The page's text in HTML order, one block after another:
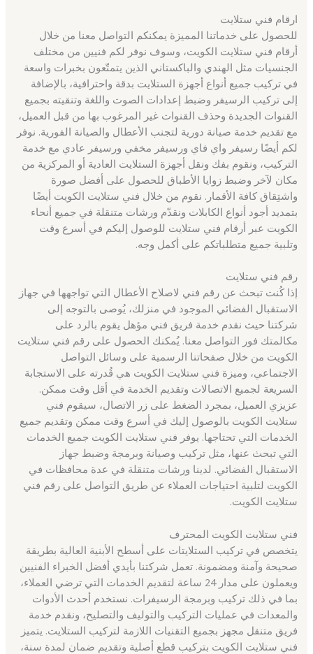
ارقام فني ستلايت
للحصول على خدماتنا المميزة يمكنكم التواصل معنا من خلال
أرقام فني ستلايت الكويت، وسوف نوفر لكم فنيين من مختلف
الجنسيات مثل الهندي والباكستاني الذين يتمتّعون بخبرات واسعة
في تركيب جميع أنواع أجهزة الستلايت بدقة واحترافية، بالإضافة
إلى تركيب الرسيفر وضبط إعدادات الصوت واللغة وتنقيته بجميع
القنوات الجديدة وحذف القنوات غير المرغوب بها من قبل العميل،
مع تقديم خدمة صيانة دورية لتجنب الأعطال والصيانة الفورية. نوفر
لكم أيضًا رسيفر واي فاي ورسيفر مخفي ورسيفر عادي مع خدمة
التركيب، ونقوم بفك ونقل أجهزة الستلايت العادية أو المركزية من
مكان لآخر وضبط زوايا الأطباق للحصول على أفضل صورة
واشتِقاق كافة الأقمار. نقوم من خلال فني ستلايت الكويت أيضًا
بتمديد أجود أنواع الكابلات ونقدّم ورشات متنقلة في جميع أنحاء
الكويت عبر أرقام فني ستلايت للوصول إليكم في أسرع وقت
وتلبية جميع متطلباتكم على أكمل وجه.
رقم فني ستلايت
إذا كُنت تبحث عن رقم فني لاصلاح الأعطال التي تواجهها في جهاز
الاستقبال الفضائي الموجود في منزلك، يُوصى بالتوجه إلى
شركتنا حيث نقدم خدمة فريق فني مؤهل يقوم بالرد على
مكالمتك فور التواصل معنا. يُمكنك الحصول على رقم فني ستلايت
الكويت من خلال صفحاتنا الرسمية على وسائل التواصل
الاجتماعي، وميزة فني ستلايت الكويت هي قُدرته على الاستجابة
السريعة لجميع الاتصالات وتقديم الخدمة في أقل وقت ممكن.
عزيزي العميل، بمجرد الضغط على زر الاتصال، سيقوم فني
ستلايت الكويت بالوصول إليك في أسرع وقت ممكن وتقديم جميع
الخدمات التي تحتاجها. يوفر فني ستلايت الكويت جميع الخدمات
التي تبحث عنها، مثل تركيب وصيانة وبرمجة وضبط جهاز
الاستقبال الفضائي. لدينا ورشات متنقلة في عدة محافظات في
الكويت لتلبية احتياجات العملاء عن طريق التواصل على رقم فني
ستلايت الكويت.
فني ستلايت الكويت المحترف
يتخصص في تركيب الستلايتات على أسطح الأبنية العالية بطريقة
صحيحة وآمنة ومضمونة. تعمل شركتنا بأيدي أفضل الخبراء الفنيين
ويعملون على مدار 24 ساعة لتقديم الخدمات التي ترضي العملاء،
بما في ذلك تركيب وبرمجة الرسيفرات. نستخدم أحدث الأدوات
والمعدات في عمليات التركيب والتوليف والتصليح، ونقدم خدمة
فريق متنقل مجهز بجميع التقنيات اللازمة لتركيب الستلايت. يتميز
فني ستلايت الكويت بتركيب قطع أصلية وتقديم ضمان لمدة سنة،